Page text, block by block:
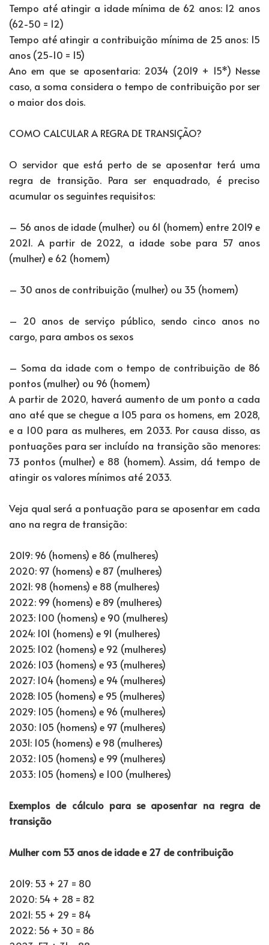
Tempo até atingir a idade mínima de 62 anos: 12 anos
(62-50 = 12)
Tempo até atingir a contribuição mínima de 25 anos: 15
anos (25-10 = 15)
Ano em que se aposentaria: 2034 (2019 + 15*) Nesse
caso, a soma considera o tempo de contribuição por ser
o maior dos dois.
COMO CALCULAR A REGRA DE TRANSIÇÃO?
O servidor que está perto de se aposentar terá uma
regra de transição. Para ser enquadrado, é preciso
acumular os seguintes requisitos:
– 56 anos de idade (mulher) ou 61 (homem) entre 2019 e
2021. A partir de 2022, a idade sobe para 57 anos
(mulher) e 62 (homem)
– 30 anos de contribuição (mulher) ou 35 (homem)
– 20 anos de serviço público, sendo cinco anos no
cargo, para ambos os sexos
– Soma da idade com o tempo de contribuição de 86
pontos (mulher) ou 96 (homem)
A partir de 2020, haverá aumento de um ponto a cada
ano até que se chegue a 105 para os homens, em 2028,
e a 100 para as mulheres, em 2033. Por causa disso, as
pontuações para ser incluído na transição são menores:
73 pontos (mulher) e 88 (homem). Assim, dá tempo de
atingir os valores mínimos até 2033.
Veja qual será a pontuação para se aposentar em cada
ano na regra de transição:
2019: 96 (homens) e 86 (mulheres)
2020: 97 (homens) e 87 (mulheres)
2021: 98 (homens) e 88 (mulheres)
2022: 99 (homens) e 89 (mulheres)
2023: 100 (homens) e 90 (mulheres)
2024: 101 (homens) e 91 (mulheres)
2025: 102 (homens) e 92 (mulheres)
2026: 103 (homens) e 93 (mulheres)
2027: 104 (homens) e 94 (mulheres)
2028: 105 (homens) e 95 (mulheres)
2029: 105 (homens) e 96 (mulheres)
2030: 105 (homens) e 97 (mulheres)
2031: 105 (homens) e 98 (mulheres)
2032: 105 (homens) e 99 (mulheres)
2033: 105 (homens) e 100 (mulheres)
Exemplos de cálculo para se aposentar na regra de
transição
Mulher com 53 anos de idade e 27 de contribuição
2019: 53 + 27 = 80
2020: 54 + 28 = 82
2021: 55 + 29 = 84
2022: 56 + 30 = 86